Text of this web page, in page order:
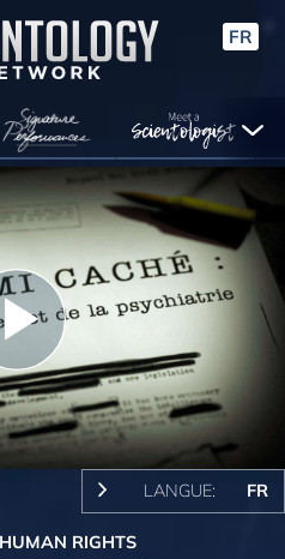
FR
Play
Video
LANGUE: FR
RIGHTS